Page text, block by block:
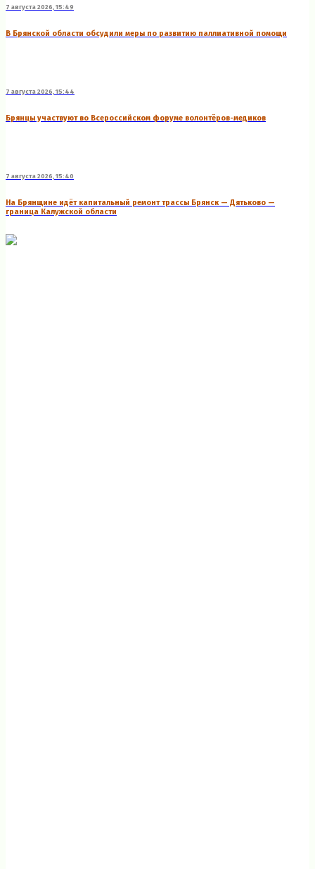
7 августа 2026, 15:49
В Брянской области обсудили меры по развитию паллиативной помощи
7 августа 2026, 15:44
Брянцы участвуют во Всероссийском форуме волонтёров-медиков
7 августа 2026, 15:40
На Брянщине идёт капитальный ремонт трассы Брянск — Дятьково —
граница Калужской области